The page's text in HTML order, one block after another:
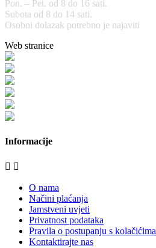
Pon. – Pet. od 8 do 16 sati.
Subota od 8 do 14 sati.
Osobni dolazak potrebno je najaviti
Web stranice
Informacije
 
O nama
Načini plaćanja
Jamstveni uvjeti
Privatnost podataka
Pravila o postupanju s kolačićima
Kontaktirajte nas